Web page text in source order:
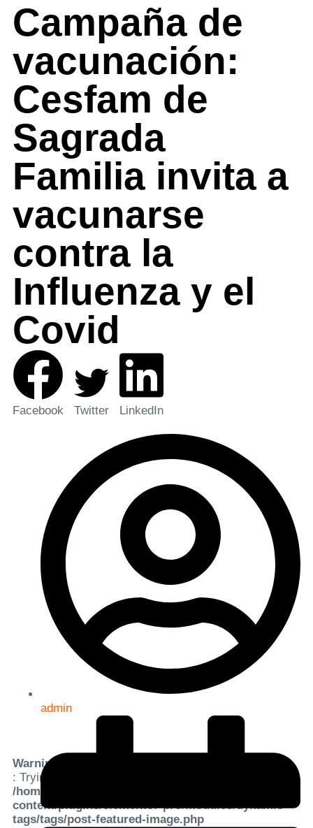
Campaña de
vacunación:
Cesfam de
Sagrada
Familia invita a
vacunarse
contra la
Influenza y el
Covid
Facebook Twitter LinkedIn
admin
Warning
: Trying to access array offset on value of type bool in
/home/condell/public_html/wp-
content/plugins/elementor-pro/modules/dynamic-
tags/tags/post-featured-image.php